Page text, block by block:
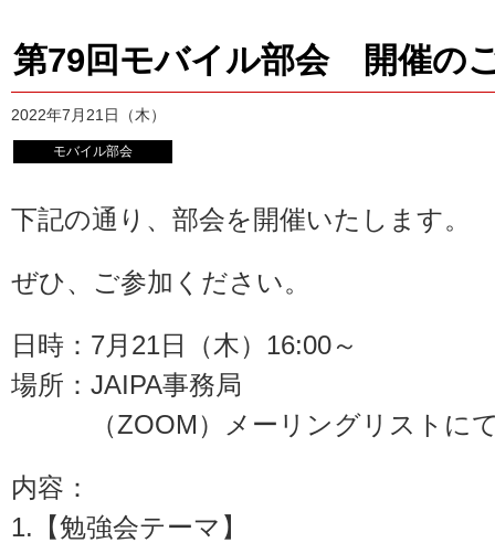
第79回モバイル部会 開催の
2022年7月21日（木）
モバイル部会
下記の通り、部会を開催いたします。
ぜひ、ご参加ください。
日時：7月21日（木）16:00～
場所：JAIPA事務局
（ZOOM）メーリングリストにて
内容：
1.【勉強会テーマ】